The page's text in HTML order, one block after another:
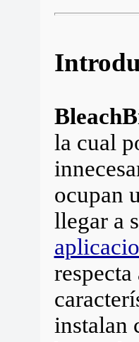
la cual
ocupan
llegar a
instalan